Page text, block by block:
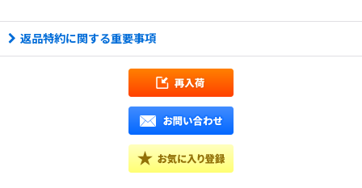
返品特約に関する重要事項